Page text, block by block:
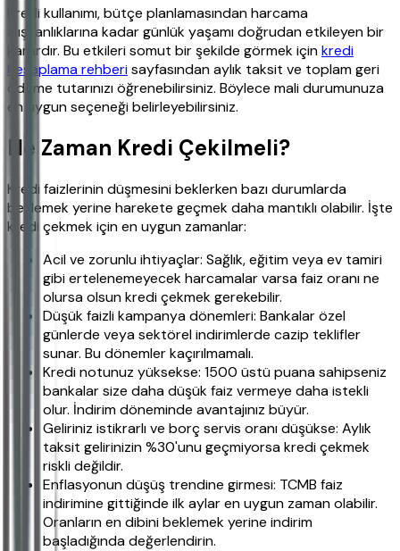
Kredi kullanımı, bütçe planlamasından harcama
alışkanlıklarına kadar günlük yaşamı doğrudan etkileyen bir
karardır. Bu etkileri somut bir şekilde görmek içinkredi
hesaplama rehberisayfasından aylık taksit ve toplam geri
ödeme tutarınızı öğrenebilirsiniz. Böylece mali durumunuza
en uygun seçeneği belirleyebilirsiniz.
Ne Zaman Kredi Çekilmeli?
Kredi faizlerinin düşmesini beklerken bazı durumlarda
beklemek yerine harekete geçmek daha mantıklı olabilir. İşte
kredi çekmek için en uygun zamanlar:
Acil ve zorunlu ihtiyaçlar: Sağlık, eğitim veya ev tamiri
gibi ertelenemeyecek harcamalar varsa faiz oranı ne
olursa olsun kredi çekmek gerekebilir.
Düşük faizli kampanya dönemleri: Bankalar özel
günlerde veya sektörel indirimlerde cazip teklifler
sunar. Bu dönemler kaçırılmamalı.
Kredi notunuz yüksekse: 1500 üstü puana sahipseniz
bankalar size daha düşük faiz vermeye daha istekli
olur. İndirim döneminde avantajınız büyür.
Geliriniz istikrarlı ve borç servis oranı düşükse: Aylık
taksit gelirinizin %30'unu geçmiyorsa kredi çekmek
riskli değildir.
Enflasyonun düşüş trendine girmesi: TCMB faiz
indirimine gittiğinde ilk aylar en uygun zaman olabilir.
Oranların en dibini beklemek yerine indirim
başladığında değerlendirin.